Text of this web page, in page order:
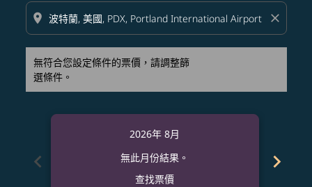
location_on close
無符合您設定條件的票價，請調整篩
選條件。
chevron_left
2026年 8月
無此月份結果。
查找票價
chevron_right